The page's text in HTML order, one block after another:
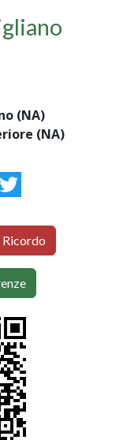
(NA)
(NA)
Twitter
Ricordo